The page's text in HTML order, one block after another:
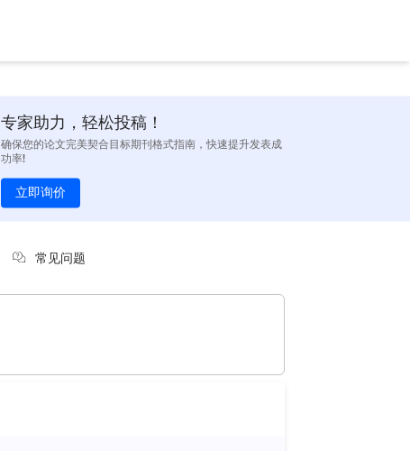
专家助力，轻松投稿！
确保您的论文完美契合目标期刊格式指南，快速提升发表成
功率!
立即询价
常见问题